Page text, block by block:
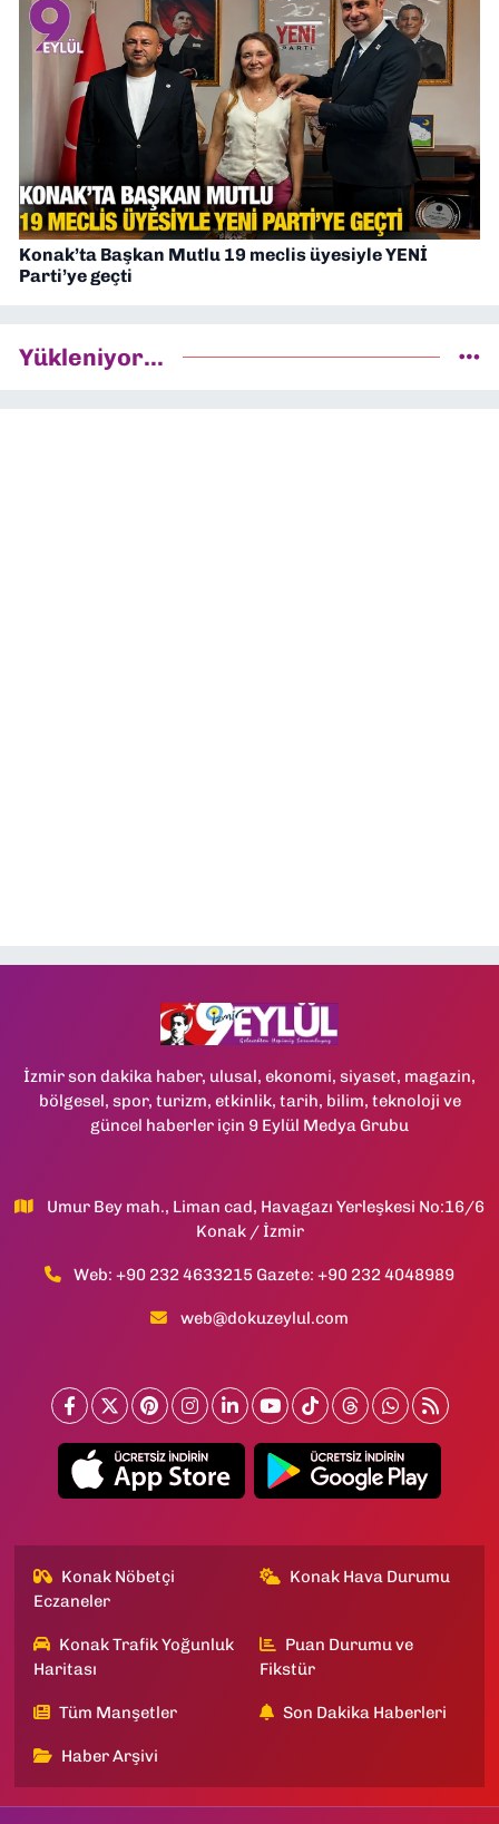
Konak’ta Başkan Mutlu 19 meclis üyesiyle YENİ
Parti’ye geçti
Yükleniyor...
İzmir son dakika haber, ulusal, ekonomi, siyaset, magazin,
bölgesel, spor, turizm, etkinlik, tarih, bilim, teknoloji ve
güncel haberler için 9 Eylül Medya Grubu
Umur Bey mah., Liman cad, Havagazı Yerleşkesi No:16/6
Konak / İzmir
Web: +90 232 4633215 Gazete: +90 232 4048989
web@dokuzeylul.com
Konak Nöbetçi
Eczaneler
Konak Hava Durumu
Konak Trafik Yoğunluk
Haritası
Puan Durumu ve
Fikstür
Tüm Manşetler Son Dakika Haberleri
Haber Arşivi